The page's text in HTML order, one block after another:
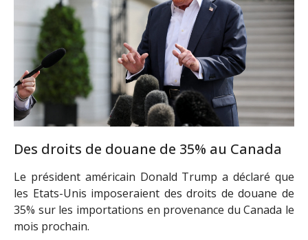
Des droits de douane de 35% au Canada
Le président américain Donald Trump a déclaré que
les Etats-Unis imposeraient des droits de douane de
35% sur les importations en provenance du Canada le
mois prochain.